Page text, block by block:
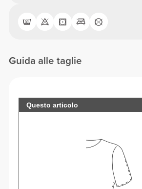
Guida alle taglie
Questo articolo